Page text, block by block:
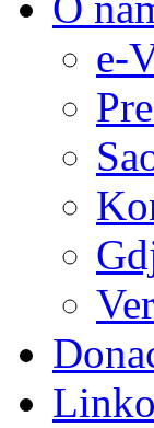
e-